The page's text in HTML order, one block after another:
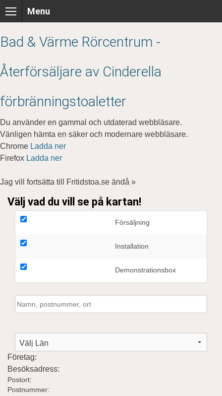
to
Menu
Bad & Värme Rörcentrum -
Återförsäljare av Cinderella
förbränningstoaletter
Du använder en gammal och utdaterad webbläsare.
Vänligen hämta en säker och modernare webbläsare.
Chrome Ladda ner
Firefox Ladda ner
Jag vill fortsätta till Fritidstoa.se ändå »
Välj vad du vill se på kartan!
Försäljning
Installation
Demonstrationsbox
Företag:
Besöksadress:
Postort:
Postnummer: